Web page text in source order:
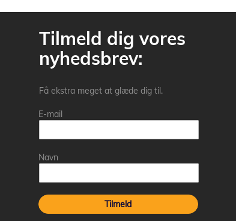
Tilmeld dig vores
nyhedsbrev:
Få ekstra meget at glæde dig til.
E-mail
Navn
Tilmeld